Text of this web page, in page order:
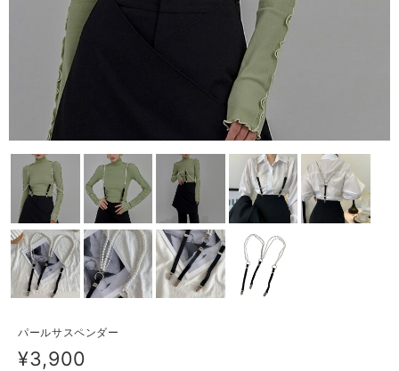
パールサスペンダー
¥3,900